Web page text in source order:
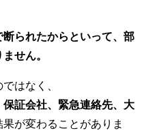
断られたからといって、部
せん。
はなく、
証会社、緊急連絡先、大
が変わることがありま